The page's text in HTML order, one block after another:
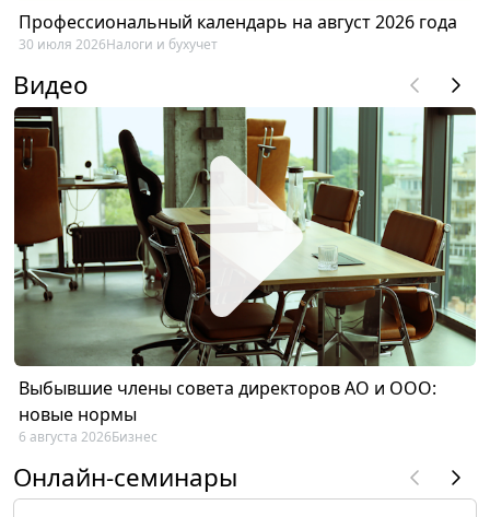
Профессиональный календарь на август 2026 года
30 июля 2026Налоги и бухучет
Видео
Выбывшие члены совета директоров АО и ООО:
новые нормы
6 августа 2026Бизнес
Онлайн-семинары